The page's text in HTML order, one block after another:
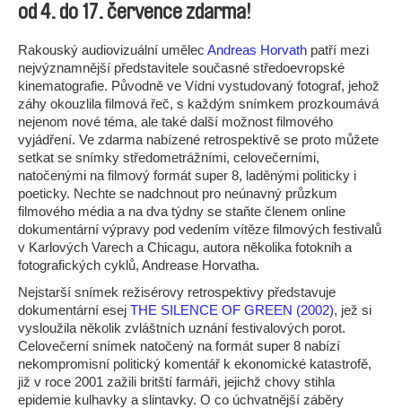
od 4. do 17. července zdarma!
Rakouský audiovizuální umělec Andreas Horvath patří mezi
nejvýznamnější představitele současné středoevropské
kinematografie. Původně ve Vídni vystudovaný fotograf, jehož
záhy okouzlila filmová řeč, s každým snímkem prozkoumává
nejenom nové téma, ale také další možnost filmového
vyjádření. Ve zdarma nabízené retrospektivě se proto můžete
setkat se snímky středometrážními, celovečerními,
natočenými na filmový formát super 8, laděnými politicky i
poeticky. Nechte se nadchnout pro neúnavný průzkum
filmového média a na dva týdny se staňte členem online
dokumentární výpravy pod vedením vítěze filmových festivalů
v Karlových Varech a Chicagu, autora několika fotoknih a
fotografických cyklů, Andrease Horvatha.
Nejstarší snímek režisérovy retrospektivy představuje
dokumentární esej THE SILENCE OF GREEN (2002), jež si
vysloužila několik zvláštních uznání festivalových porot.
Celovečerní snímek natočený na formát super 8 nabízí
nekompromisní politický komentář k ekonomické katastrofě,
již v roce 2001 zažili britští farmáři, jejichž chovy stihla
epidemie kulhavky a slintavky. O co úchvatnější záběry